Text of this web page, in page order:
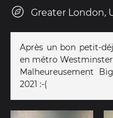
Greater London,
Après un bon petit-
en métro
Malheureusement
2021 :-(